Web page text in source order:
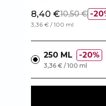
8,40 €10,50 €
3,36 € / 100 ml
250 ML 20%
3,36 € / 100 ml